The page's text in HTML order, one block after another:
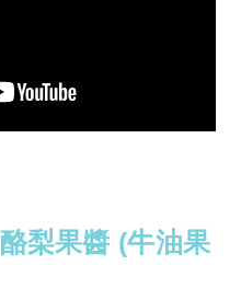
梨果醬 (牛油果